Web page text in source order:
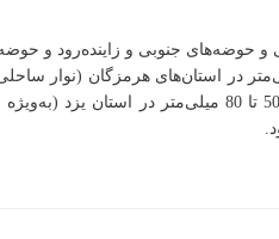
جنوبی و زاینده‌رود و
وقوع بارشی به مدت 48 ساعت و به میزان تقریبی (تجمعی حداکثر نقطه‌ای) 150